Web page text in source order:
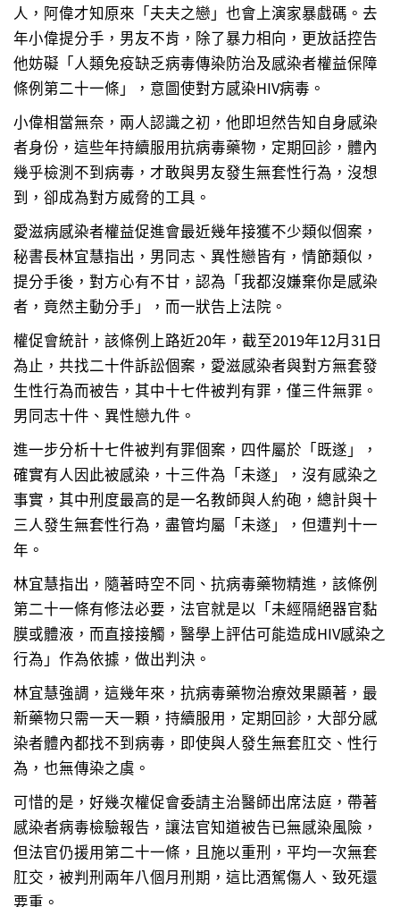
人，阿偉才知原來「夫夫之戀」也會上演家暴戲碼。去
年小偉提分手 ，男友不肯，除了暴力相向，更放話控告
他妨礙「人類免疫缺乏病毒傳染防治及感染者權益保障
條例第二十一條」，意圖使對方感染HIV病毒。
小偉相當無奈，兩人認識之初，他即坦然告知自身感染
者身份，這些年持續服用抗病毒藥物，定期回診，體內
幾乎檢測不到病毒，才敢與男友發生無套性行為 ，沒想
到，卻成為對方威脅的工具。
愛滋病感染者權益促進會最近幾年接獲不少類似個案，
秘書長林宜慧指出，男同志、異性戀皆有，情節類似，
提分手後，對方心有不甘，認為「我都沒嫌棄你是感染
者，竟然主動分手」，而一狀告上法院。
權促會統計，該條例上路近20年，截至2019年12月31日
為止，共找二十件訴訟個案，愛滋感染者與對方無套發
生性行為而被告，其中十七件被判有罪，僅三件無罪。
男同志十件、異性戀九件。
進一步分析十七件被判有罪個案，四件屬於「既遂」，
確實有人因此被感染，十三件為「未遂」，沒有感染之
事實，其中刑度最高的是一名教師與人約砲，總計與十
三人發生無套性行為，盡管均屬「未遂」，但遭判十一
年。
林宜慧指出，隨著時空不同、抗病毒藥物精進，該條例
第二十一條有修法必要，法官就是以「未經隔絕器官黏
膜或體液，而直接接觸，醫學上評估可能造成HIV感染之
行為」作為依據，做出判決。
林宜慧強調，這幾年來，抗病毒藥物治療效果顯著，最
新藥物只需一天一顆，持續服用，定期回診，大部分感
染者體內都找不到病毒，即使與人發生無套肛交、性行
為，也無傳染之虞。
可惜的是，好幾次權促會委請主治醫師出席法庭，帶著
感染者病毒檢驗報告，讓法官知道被告已無感染風險，
但法官仍援用第二十一條，且施以重刑，平均一次無套
肛交，被判刑兩年八個月刑期，這比酒駕傷人、致死還
要重。